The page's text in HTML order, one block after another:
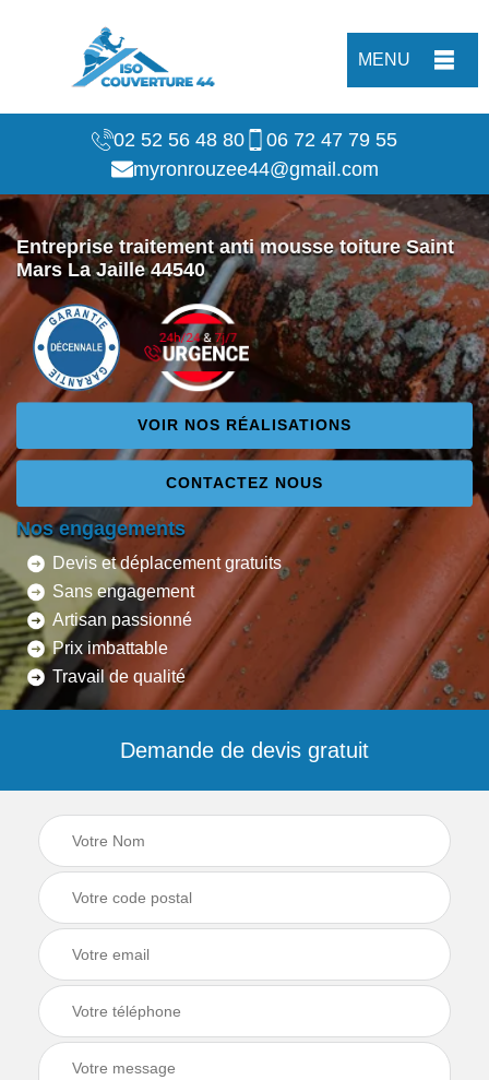
MENU
02 52 56 48 80
06 72 47 79 55
myronrouzee44@gmail.com
Entreprise traitement anti mousse toiture Saint
Mars La Jaille 44540
VOIR NOS RÉALISATIONS
CONTACTEZ NOUS
Nos engagements
Devis et déplacement gratuits
Sans engagement
Artisan passionné
Prix imbattable
Travail de qualité
Demande de devis gratuit